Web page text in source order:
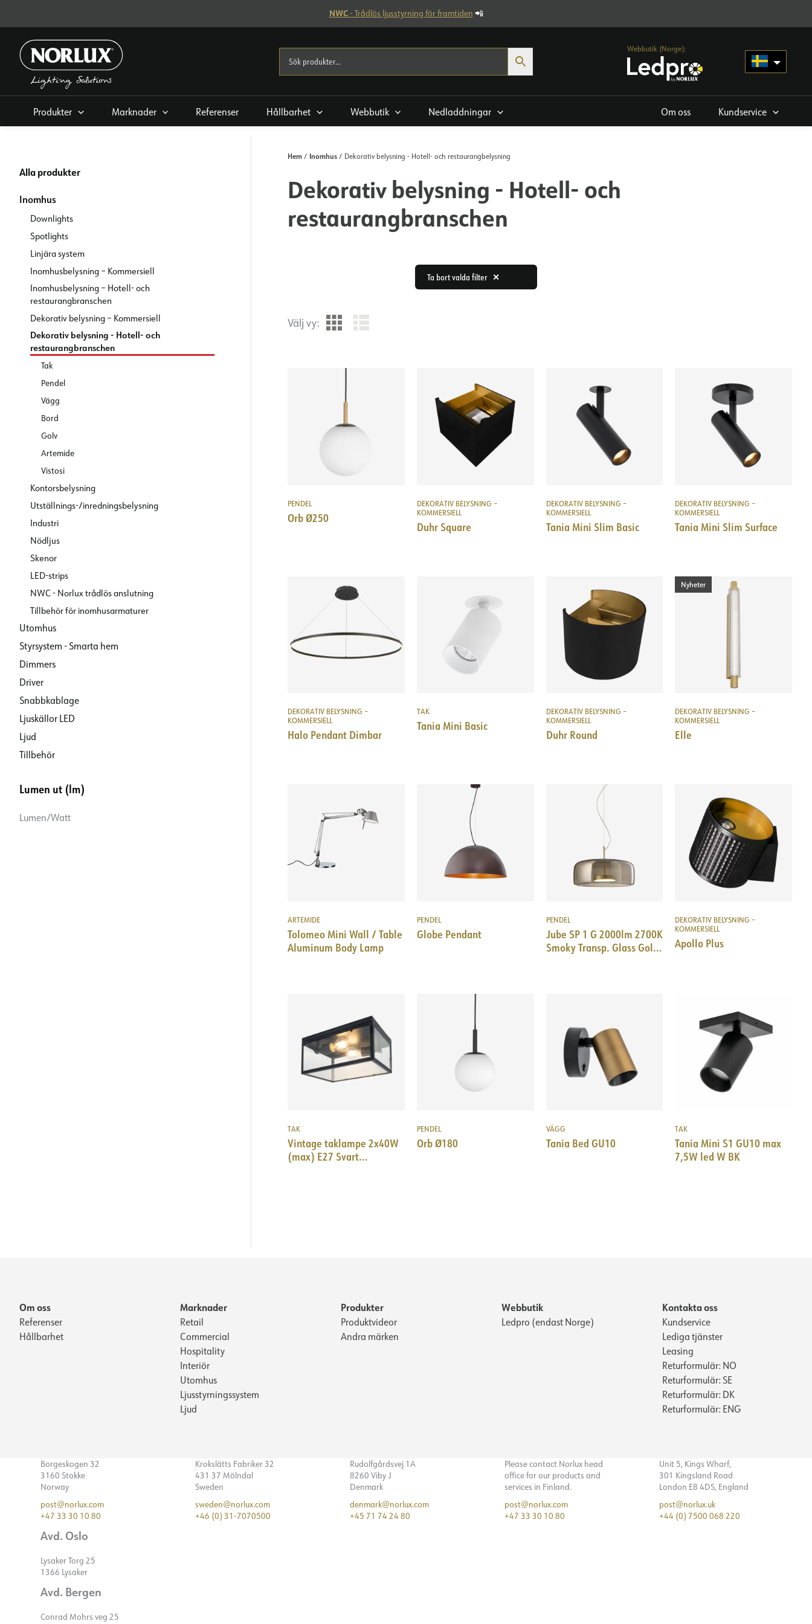
innehållet
NWC- Trådlös ljusstyrning för framtiden 📲
Webbutik (Norge):
Produkter Marknader Referenser Hållbarhet Webbutik Nedladdningar Om oss Kundservice
Alla produkter
Inomhus
Downlights
Spotlights
Linjära system
Inomhusbelysning – Kommersiell
Inomhusbelysning – Hotell- och
restaurangbranschen
Dekorativ belysning – Kommersiell
Dekorativ belysning - Hotell- och
restaurangbranschen
Tak
Pendel
Vägg
Bord
Golv
Artemide
Vistosi
Kontorsbelysning
Utställnings-/inredningsbelysning
Industri
Nödljus
Skenor
LED-strips
NWC - Norlux trådlös anslutning
Tillbehör för inomhusarmaturer
Utomhus
Styrsystem - Smarta hem
Dimmers
Driver
Snabbkablage
Ljuskällor LED
Ljud
Tillbehör
Lumen ut (lm)
Lumen/Watt
Hem / Inomhus / Dekorativ belysning - Hotell- och restaurangbelysning
Dekorativ belysning - Hotell- och
restaurangbranschen
Ta bort valda filter
Välj vy:
PENDEL
Orb Ø250
DEKORATIV BELYSNING –
KOMMERSIELL
Duhr Square
DEKORATIV BELYSNING –
KOMMERSIELL
Tania Mini Slim Basic
DEKORATIV BELYSNING –
KOMMERSIELL
Tania Mini Slim Surface
DEKORATIV BELYSNING –
KOMMERSIELL
Halo Pendant Dimbar
TAK
Tania Mini Basic
DEKORATIV BELYSNING –
KOMMERSIELL
Duhr Round
Nyheter
DEKORATIV BELYSNING –
KOMMERSIELL
Elle
ARTEMIDE
Tolomeo Mini Wall / Table
Aluminum Body Lamp
PENDEL
Globe Pendant
PENDEL
Jube SP 1 G 2000lm 2700K
Smoky Transp. Glass Gold
DEKORATIV BELYSNING –
KOMMERSIELL
Apollo Plus
TAK
Vintage taklampe 2x40W
(max) E27 Svart
PENDEL
Orb Ø180
VÄGG
Tania Bed GU10
TAK
Tania Mini S1 GU10 max
7,5W led W BK
Om oss
Referenser
Hållbarhet
Marknader
Retail
Commercial
Hospitality
Interiör
Utomhus
Ljusstyrningssystem
Ljud
Produkter
Produktvideor
Andra märken
Webbutik
Ledpro (endast Norge)
Kontakta oss
Kundservice
Lediga tjänster
Leasing
Returformulär: NO
Returformulär: SE
Returformulär: DK
Returformulär: ENG
Borgeskogen 32
3160 Stokke
Norway
post@norlux.com
+47 33 30 10 80
Avd. Oslo
Lysaker Torg 25
1366 Lysaker
Avd. Bergen
Conrad Mohrs veg 25
Krokslätts Fabriker 32
431 37 Mölndal
Sweden
sweden@norlux.com
+46 (0) 31-7070500
Rudolfgårdsvej 1A
8260 Viby J
Denmark
denmark@norlux.com
+45 71 74 24 80
Please contact Norlux head
office for our products and
services in Finland.
post@norlux.com
+47 33 30 10 80
Unit 5, Kings Wharf,
301 Kingsland Road
London E8 4DS, England
post@norlux.uk
+44 (0) 7500 068 220